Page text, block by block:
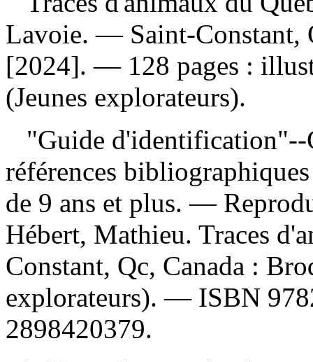
Lavoie. — Saint-Constant,
[2024]. — 128 pages :
(Jeunes explorateurs).
"Guide d'identification"--
références
de 9 ans et plus. —
Hébert, Mathieu. Traces
Constant, Qc, Canada :
explorateurs). — ISBN
2898420379.